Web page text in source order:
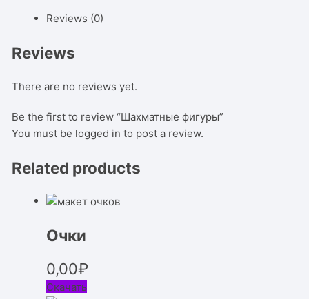
Reviews (0)
Reviews
There are no reviews yet.
Be the first to review “Шахматные фигуры”
You must be logged in to post a review.
Related products
Очки
0,00₽
Скачать